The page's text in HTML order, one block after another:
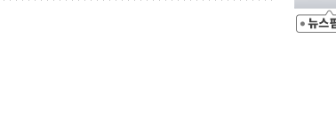
진화....인명피해 없어
직 직원으로부터 확보"